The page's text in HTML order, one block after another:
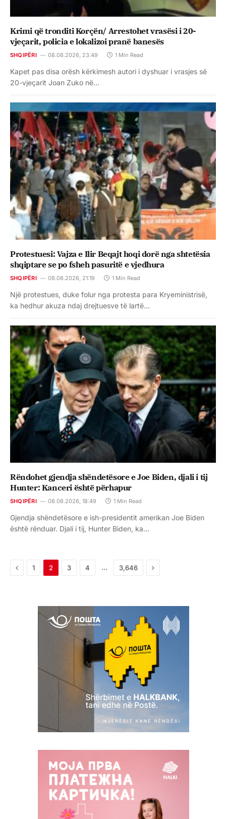
Krimi që tronditi Korçën/ Arrestohet vrasësi i 20-
vjeçarit, policia e lokalizoi pranë banesës
SHQIPËRI 08.08.2026, 23:49 1 Min Read
Kapet pas disa orësh kërkimesh autori i dyshuar i vrasjes së
20-vjeçarit Joan Zuko në…
Protestuesi: Vajza e Ilir Beqajt hoqi dorë nga shtetësia
shqiptare se po fsheh pasuritë e vjedhura
SHQIPËRI 08.08.2026, 21:19 1 Min Read
Një protestues, duke folur nga protesta para Kryeministrisë,
ka hedhur akuza ndaj drejtuesve të lartë…
Rëndohet gjendja shëndetësore e Joe Biden, djali i tij
Hunter: Kanceri është përhapur
SHQIPËRI 08.08.2026, 18:49 1 Min Read
Gjendja shëndetësore e ish-presidentit amerikan Joe Biden
është rënduar. Djali i tij, Hunter Biden, ka…
Previous
1 2 3 4 … 3,646 Next